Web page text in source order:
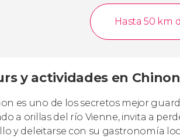
Hasta 50 km
y actividades en
es uno de los secretos mejor
a orillas del río Vienne, invita a
y deleitarse con su gastronomía